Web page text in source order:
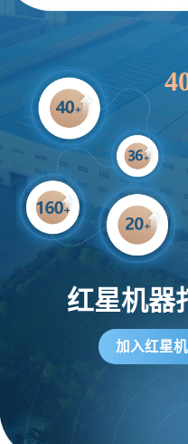
红星机器
加入红星